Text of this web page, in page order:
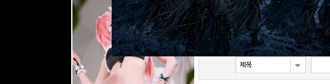
167 [잡담] 사전코드 처분합니다